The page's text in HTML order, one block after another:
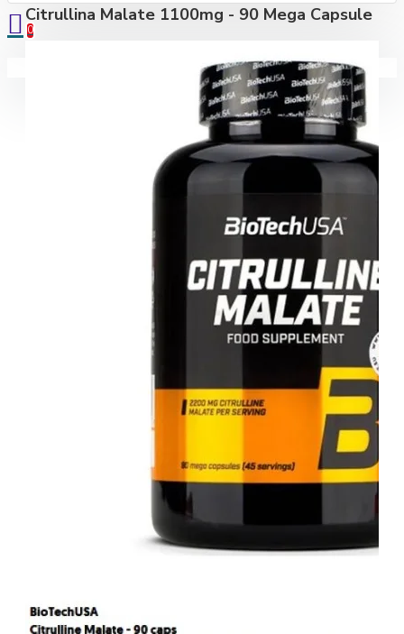
0
Citrullina Malate 1100mg - 90 Mega Capsule